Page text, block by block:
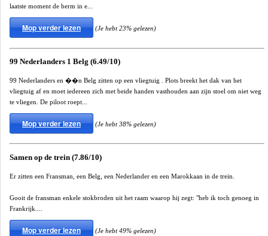
laatste moment de berm in e...
Mop verder lezen (Je hebt 23% gelezen)
99 Nederlanders 1 Belg (6.49/10)
99 Nederlanders en ��n Belg zitten op een vliegtuig . Plots breekt het dak van het
vliegtuig af en moet iedereen zich met beide handen vasthouden aan zijn stoel om niet weg
te vliegen. De piloot roept...
Mop verder lezen (Je hebt 38% gelezen)
Samen op de trein (7.86/10)
Er zitten een Fransman, een Belg, een Nederlander en een Marokkaan in de trein.
Gooit de fransman enkele stokbroden uit het raam waarop hij zegt: "heb ik toch genoeg in
Frankrijk....
Mop verder lezen (Je hebt 49% gelezen)